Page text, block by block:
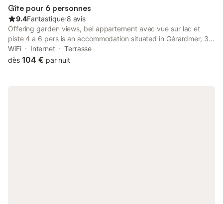
Gîte pour 6 personnes
9.4Fantastique⋅8 avis
Offering garden views, bel appartement avec vue sur lac et
piste 4 a 6 pers is an accommodation situated in Gérardmer, 38
km from Epinal Train Station and 13 km from Longemer Lake.
WiFi Internet
Terrasse
dès 104 € par nuit